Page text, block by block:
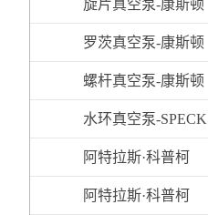
旋片真空泵-康斯顿
罗茨真空泵-康斯顿
螺杆真空泵-康斯顿
水环真空泵-SPECK
司倍克
阿特拉斯·科普柯
AtlasCopco-油旋片真
阿特拉斯·科普柯